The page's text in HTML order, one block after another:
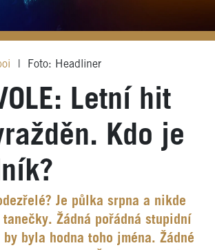
Foto: Headliner
Letní hit
Kdo je
Je půlka srpna a nikde
Žádná pořádná stupidní
byla hodna toho jména. Žádné